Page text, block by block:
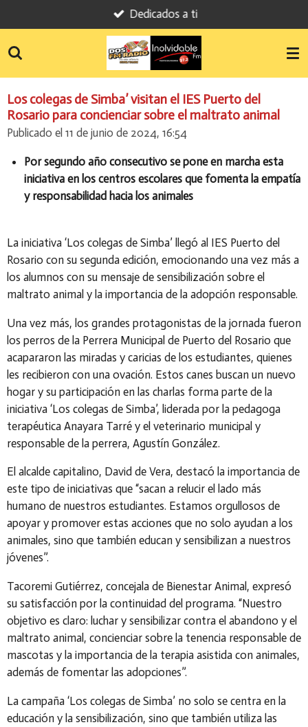
al
contenido
Dedicados a ti
Los colegas de Simba’ visitan el IES Puerto del
Rosario para concienciar sobre el maltrato animal
Publicado el 11 de junio de 2024, 16:54
Por segundo año consecutivo se pone en marcha esta
iniciativa en los centros escolares que fomenta la empatía
y responsabilidad hacia los animales
La iniciativa ‘Los colegas de Simba’ llegó al IES Puerto del
Rosario con su segunda edición, emocionando una vez más a
los alumnos con su mensaje de sensibilización sobre el
maltrato animal y la importancia de la adopción responsable.
Una vez más, los grandes protagonistas de la jornada fueron
los perros de la Perrera Municipal de Puerto del Rosario que
acapararon las miradas y caricias de los estudiantes, quienes
les recibieron con una ovación. Estos canes buscan un nuevo
hogar y su participación en las charlas forma parte de la
iniciativa ‘Los colegas de Simba’, liderada por la pedagoga
terapéutica Anayara Tarré y el veterinario municipal y
responsable de la perrera, Agustín González.
El alcalde capitalino, David de Vera, destacó la importancia de
este tipo de iniciativas que “sacan a relucir el lado más
humano de nuestros estudiantes. Estamos orgullosos de
apoyar y promover estas acciones que no solo ayudan a los
animales, sino que también educan y sensibilizan a nuestros
jóvenes”.
Tacoremi Gutiérrez, concejala de Bienestar Animal, expresó
su satisfacción por la continuidad del programa. “Nuestro
objetivo es claro: luchar y sensibilizar contra el abandono y el
maltrato animal, concienciar sobre la tenencia responsable de
mascotas y la importancia de la terapia asistida con animales,
además de fomentar las adopciones”.
La campaña ‘Los colegas de Simba’ no solo se centra en la
educación y la sensibilización, sino que también utiliza las